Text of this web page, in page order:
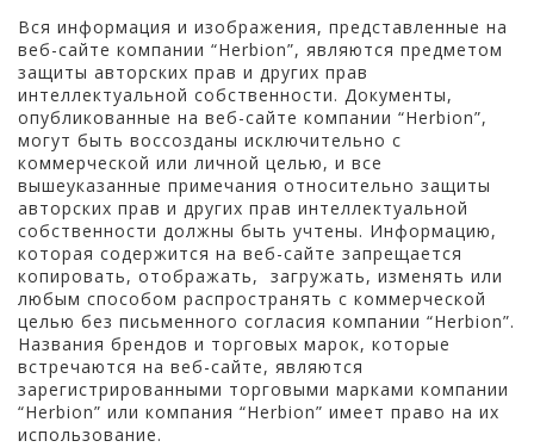
Вся информация и изображения, представленные на
веб-сайте компании “Herbion”, являются предметом
защиты авторских прав и других прав
интеллектуальной собственности. Документы,
опубликованные на веб-сайте компании “Herbion”,
могут быть воссозданы исключительно с
коммерческой или личной целью, и все
вышеуказанные примечания относительно защиты
авторских прав и других прав интеллектуальной
собственности должны быть учтены. Информацию,
которая содержится на веб-сайте запрещается
копировать, отображать, загружать, изменять или
любым способом распространять с коммерческой
целью без письменного согласия компании “Herbion”.
Названия брендов и торговых марок, которые
встречаются на веб-сайте, являются
зарегистрированными торговыми марками компании
“Herbion” или компания “Herbion” имеет право на их
использование.